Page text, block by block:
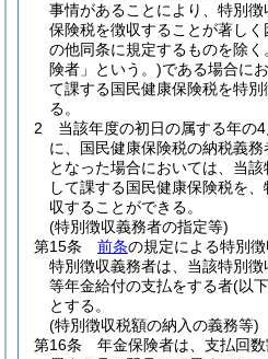
事情があることにより、特別
保険税を徴収することが著し
の他同条に規定するものを除
険者」という。)である場合に
て課する国民健康保険税を特
る。
2
当該年度の初日の属する年の
に、国民健康保険税の納税義
となった場合においては、当
して課する国民健康保険税を
収することができる。
(特別徴収義務者の指定等)
第15条
前条の規定による特別
特別徴収義務者は、当該特別
等年金給付の支払をする者(以
とする。
(特別徴収税額の納入の義務等)
第16条
年金保険者は、支払回